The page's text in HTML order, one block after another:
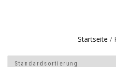
Startseite /